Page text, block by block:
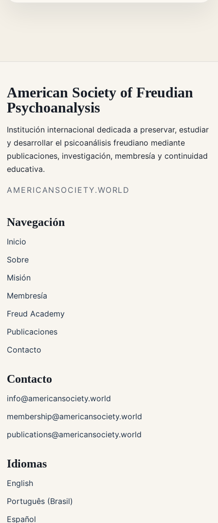
American Society of Freudian
Psychoanalysis
Institución internacional dedicada a preservar, estudiar
y desarrollar el psicoanálisis freudiano mediante
publicaciones, investigación, membresía y continuidad
educativa.
AMERICANSOCIETY.WORLD
Navegación
Inicio
Sobre
Misión
Membresía
Freud Academy
Publicaciones
Contacto
Contacto
info@americansociety.world
membership@americansociety.world
publications@americansociety.world
Idiomas
English
Português (Brasil)
Español